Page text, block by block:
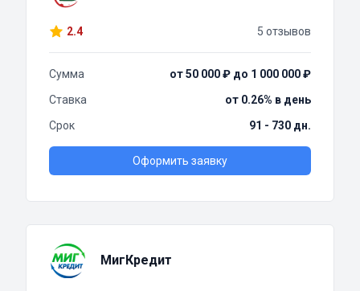
2.4 5 отзывов
Сумма
от 50 000 ₽ до 1 000 000 ₽
Ставка
от 0.26% в день
Срок
91 - 730 дн.
Оформить заявку
МигКредит